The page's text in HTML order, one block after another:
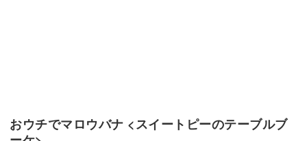
おウチでマロウバナ <スイートピーのテーブルブ